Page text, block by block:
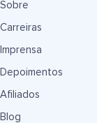
Sobre
Carreiras
Imprensa
Depoimentos
Afiliados
Blog